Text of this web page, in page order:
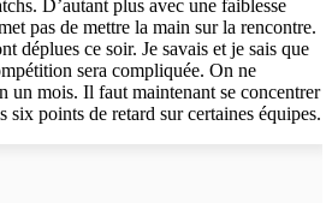
D’autant plus avec une faiblesse
pas de mettre la main sur la rencontre.
déplues ce soir. Je savais et je sais que
sera compliquée. On ne
un mois. Il faut maintenant se concentrer
six points de retard sur certaines équipes.